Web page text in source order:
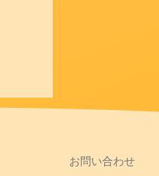
お問い合わせ